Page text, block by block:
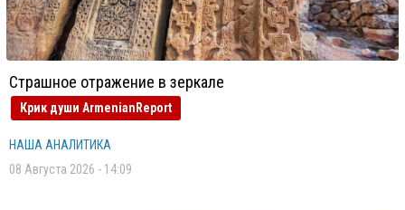
Страшное отражение в зеркале
Крик души ArmenianReport
НАША АНАЛИТИКА
08 Августа 2026 - 14:09